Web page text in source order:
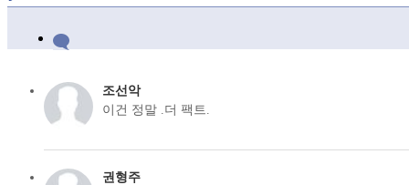
조선악
이건 정말 .더 팩트.
권형주